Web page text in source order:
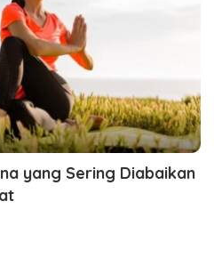
yang Sering Diabaikan